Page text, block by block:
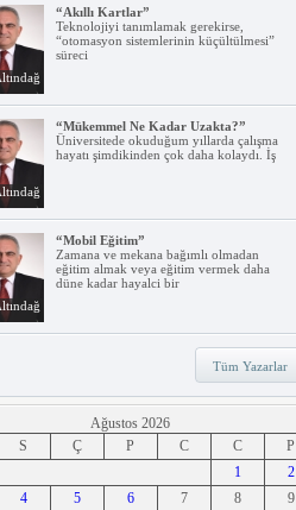
“Akıllı Kartlar”
Teknolojiyi tanımlamak gerekirse,
“otomasyon sistemlerinin küçültülmesi”
süreci
“Mükemmel Ne Kadar Uzakta?”
Üniversitede okuduğum yıllarda çalışma
hayatı şimdikinden çok daha kolaydı. İş
“Mobil Eğitim”
Zamana ve mekana bağımlı olmadan
eğitim almak veya eğitim vermek daha
düne kadar hayalci bir
“Teknoloji, Hızlı Tren ve İrem…”
Belki dikkatinizi çekmiştir. Türkiye’nin ilk
hızlı treni Ankara – Eskişehir
“Ne Duruyorsunuz, Dijitalleşsenize!”
Arabanız kendi kendine park ederken, siz
apartmanınıza giriyor ve evinizin kapısını
Tüm Yazarlar
Ağustos 2026
S Ç P C C
P
1
2
4 5 6 7 8
9